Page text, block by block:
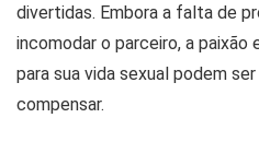
divertidas. Embora a falta de
incomodar o parceiro, a
para sua vida sexual podem
compensar.